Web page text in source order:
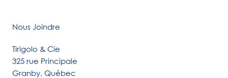
Nous Joindre
Tirigolo & Cie
325 rue Principale
Granby, Québec